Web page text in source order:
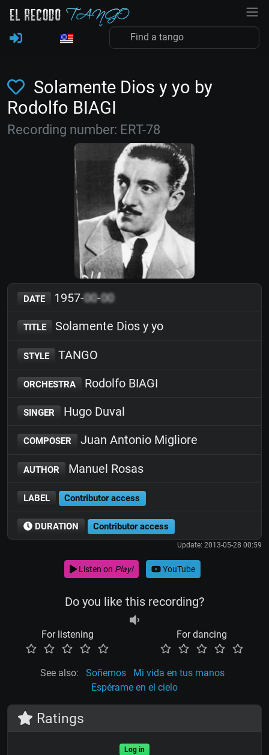
Solamente Dios y yo by
Rodolfo BIAGI
Recording number: ERT-78
DATE 1957-00-00
TITLE Solamente Dios y yo
STYLE TANGO
ORCHESTRA Rodolfo BIAGI
SINGER Hugo Duval
COMPOSER Juan Antonio Migliore
AUTHOR Manuel Rosas
LABEL Contributor access
DURATION Contributor access
Update: 2013-05-28 00:59
Listen on Play! YouTube
Do you like this recording?
For listening For dancing
See also: Soñemos
Mi vida en tus manos
Espérame en el cielo
Ratings
Log in